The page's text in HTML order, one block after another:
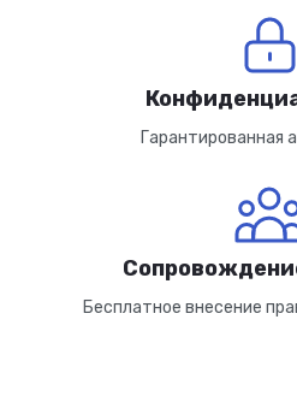
Гарантированная
Бесплатное внесение